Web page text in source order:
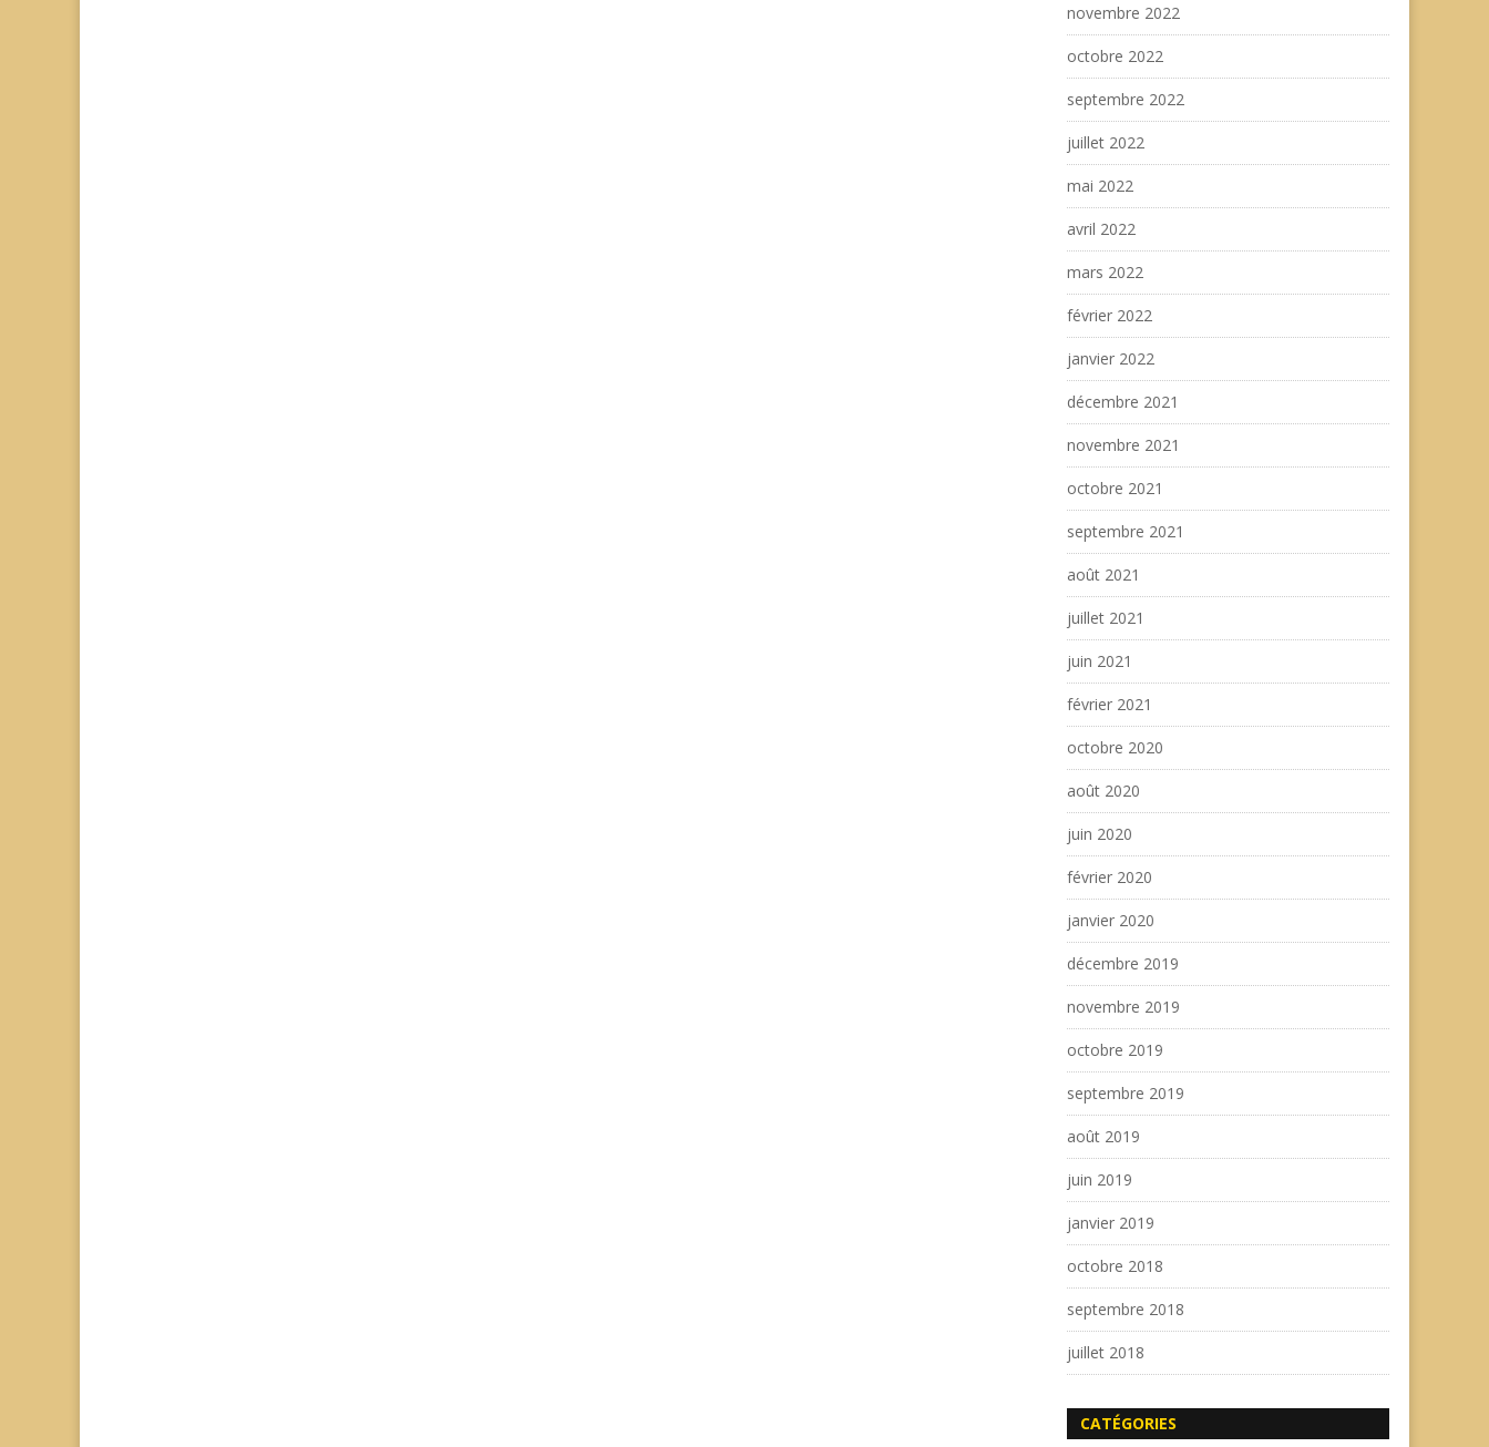
novembre 2022
octobre 2022
septembre 2022
juillet 2022
mai 2022
avril 2022
mars 2022
février 2022
janvier 2022
décembre 2021
novembre 2021
octobre 2021
septembre 2021
août 2021
juillet 2021
juin 2021
février 2021
octobre 2020
août 2020
juin 2020
février 2020
janvier 2020
décembre 2019
novembre 2019
octobre 2019
septembre 2019
août 2019
juin 2019
janvier 2019
octobre 2018
septembre 2018
juillet 2018
CATÉGORIES